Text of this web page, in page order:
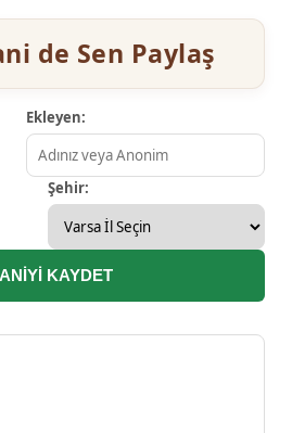
de Sen Paylaş
Ekleyen:
Şehir:
KAYDET